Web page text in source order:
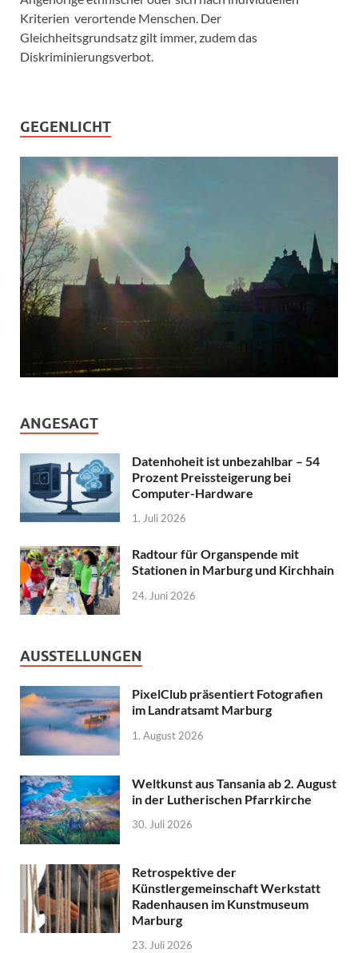
Kriterien verortende Menschen. Der
Gleichheitsgrundsatz gilt immer, zudem das
Diskriminierungsverbot.
GEGENLICHT
ANGESAGT
Datenhoheit ist unbezahlbar – 54
Prozent Preissteigerung bei
Computer-Hardware
1. Juli 2026
Radtour für Organspende mit
Stationen in Marburg und Kirchhain
24. Juni 2026
AUSSTELLUNGEN
PixelClub präsentiert Fotografien
im Landratsamt Marburg
1. August 2026
Weltkunst aus Tansania ab 2. August
in der Lutherischen Pfarrkirche
30. Juli 2026
Retrospektive der
Künstlergemeinschaft Werkstatt
Radenhausen im Kunstmuseum
Marburg
23. Juli 2026